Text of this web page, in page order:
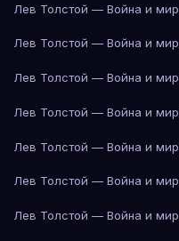
Лев Толстой — Война и мир
Лев Толстой — Война и мир
Лев Толстой — Война и мир
Лев Толстой — Война и мир
Лев Толстой — Война и мир
Лев Толстой — Война и мир
Лев Толстой — Война и мир